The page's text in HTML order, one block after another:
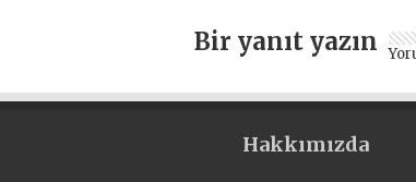
Bir yanıt yazın
Hakkımızda